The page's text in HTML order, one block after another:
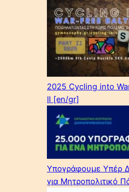
2025 Cycling into
II [en/gr]
Υπογράφουμε Υπέρ
για Μητροπολιτικό